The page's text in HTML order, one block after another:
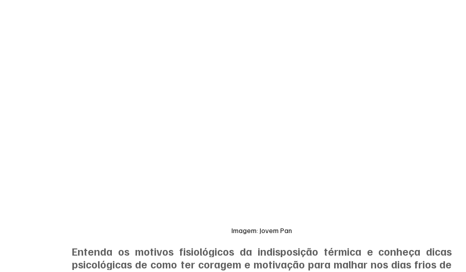
Imagem: Jovem Pan
Entenda os motivos fisiológicos da indisposição térmica e conheça dicas
psicológicas de como ter coragem e motivação para malhar nos dias frios de